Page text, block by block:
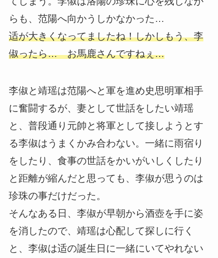
らも、范陽へ向かうしかなかった…
适が大きくなってましたね！しかしもう、李
俶ったら… お馬鹿さんですねぇ…
李俶と靖瑶は范陽へと軍を進め史思明軍相手
に奮闘するが、妻として世話をしたい靖瑶
と、普段通り元帥と将軍として接しようとす
る李俶はうまくかみ合わない。一緒に雨宿り
をしたり、食事の世話をかいがいしくしたり
と距離が縮んだと思っても、李俶が思うのは
珍珠の事だけだった。
そんなある日、李俶が早朝から酒壺を手に姿
を消したので、靖瑶は心配して探しに行く
と、李俶は适の誕生日に一緒にいてやれない